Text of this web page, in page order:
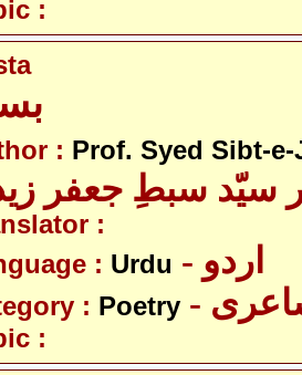
:
: Prof. Syed Sibt-
سیّد سبطِ جعفر
:
: Urdu - اردو
: Poetry
: